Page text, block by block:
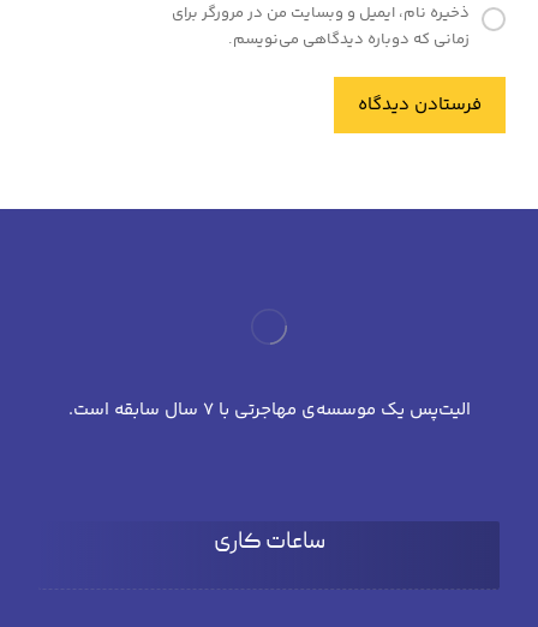
ذخیره نام، ایمیل و وبسایت من در مرورگر برای
زمانی که دوباره دیدگاهی می‌نویسم.
فرستادن دیدگاه
الیت‌پس یک موسسه‌ی مهاجرتی با 7 سال سابقه است.
ساعات کاری